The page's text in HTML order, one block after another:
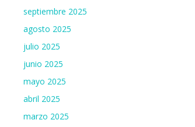
septiembre 2025
agosto 2025
julio 2025
junio 2025
mayo 2025
abril 2025
marzo 2025